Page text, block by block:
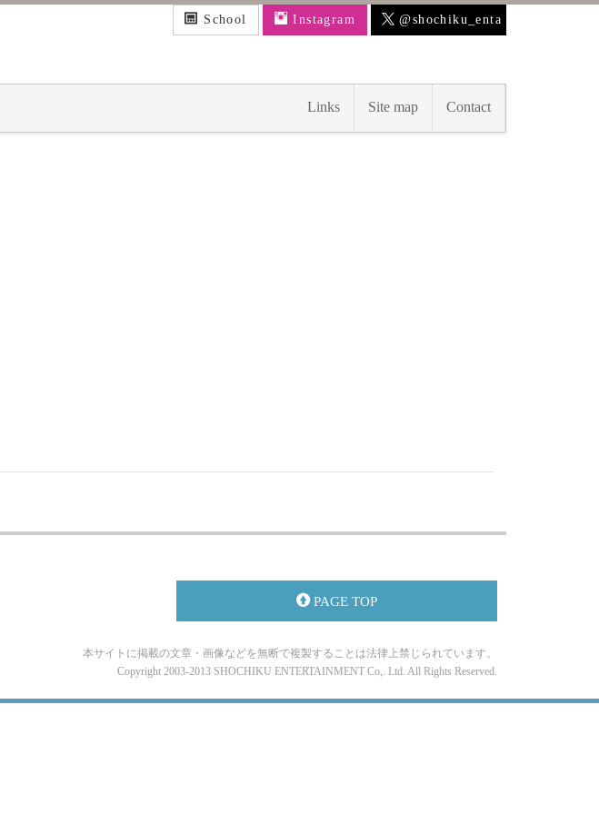
School Instagram @shochiku_enta
Links Site map Contact
PAGE TOP
本サイトに掲載の文章・画像などを無断で複製することは法律上禁じられています。
Copyright 2003-2013 SHOCHIKU ENTERTAINMENT Co,. Ltd. All Rights Reserved.